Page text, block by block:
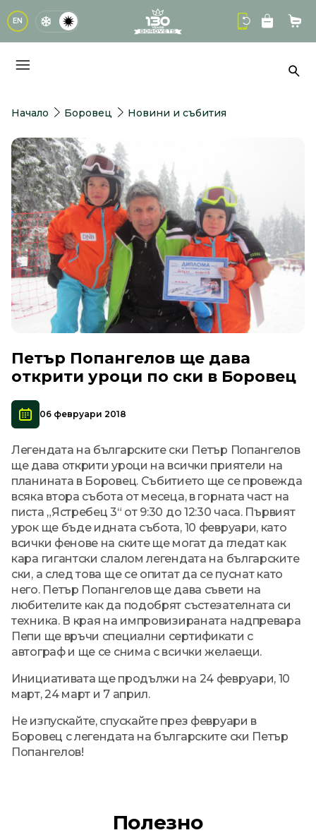
EN logo
Начало Боровец Новини и събития
Петър Попангелов ще дава
открити уроци по ски в Боровец
06 февруари 2018
Легендата на българските ски Петър Попангелов
ще дава открити уроци на всички приятели на
планината в Боровец. Събитието ще се провежда
всяка втора събота от месеца, в горната част на
писта „Ястребец 3“ от 9:30 до 12:30 часа. Първият
урок ще бъде идната събота, 10 февруари, като
всички фенове на ските ще могат да гледат как
кара гигантски слалом легендата на българските
ски, а след това ще се опитат да се пуснат като
него. Петър Попангелов ще дава съвети на
любителите как да подобрят състезателната си
техника. В края на импровизираната надпревара
Пепи ще връчи специални сертификати с
автограф и ще се снима с всички желаещи.
Инициативата ще продължи на 24 февруари, 10
март, 24 март и 7 април.
Не изпускайте, спускайте през февруари в
Боровец с легендата на българските ски Петър
Попангелов!
Полезно